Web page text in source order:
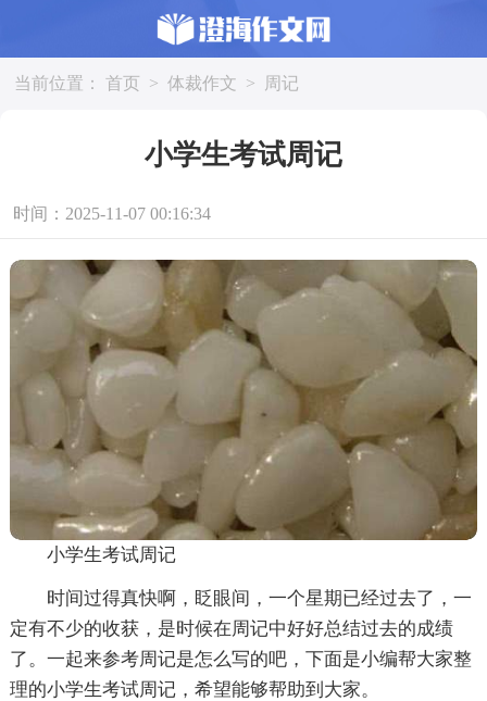
当前位置： 首页 > 体裁作文 > 周记
小学生考试周记
时间：2025-11-07 00:16:34
小学生考试周记
时间过得真快啊，眨眼间，一个星期已经过去了，一
定有不少的收获，是时候在周记中好好总结过去的成绩
了。一起来参考周记是怎么写的吧，下面是小编帮大家整
理的小学生考试周记，希望能够帮助到大家。